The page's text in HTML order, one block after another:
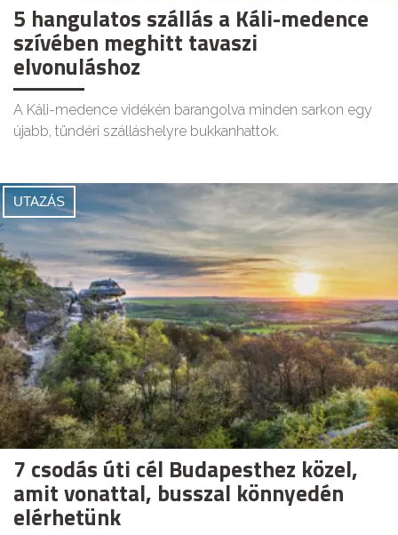
5 hangulatos szállás a Káli-medence
szívében meghitt tavaszi
elvonuláshoz
A Káli-medence vidékén barangolva minden sarkon egy
újabb, tündéri szálláshelyre bukkanhattok.
UTAZÁS
7 csodás úti cél Budapesthez közel,
amit vonattal, busszal könnyedén
elérhetünk